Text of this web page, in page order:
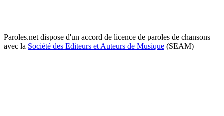
Paroles.net dispose d'un accord de licence de paroles de chansons
avec la Société des Editeurs et Auteurs de Musique (SEAM)